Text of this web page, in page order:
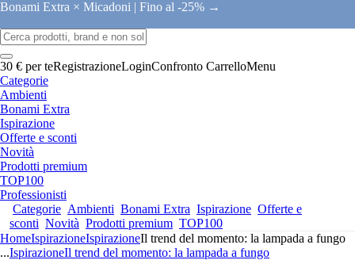
Bonami Extra × Micadoni | Fino al -25% →
30 € per teRegistrazioneLoginConfronto CarrelloMenu
Categorie
Ambienti
Bonami Extra
Ispirazione
Offerte e sconti
Novità
Prodotti premium
TOP100
Professionisti
Categorie Ambienti Bonami Extra Ispirazione Offerte e
sconti Novità Prodotti premium TOP100
HomeIspirazioneIspirazioneIl trend del momento: la lampada a fungo
...IspirazioneIl trend del momento: la lampada a fungo